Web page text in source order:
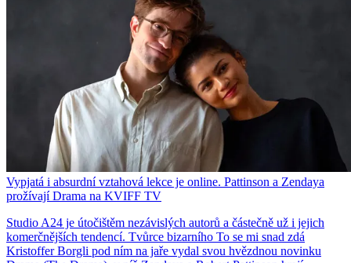
Vypjatá i absurdní vztahová lekce je online. Pattinson a Zendaya
prožívají Drama na KVIFF TV
Studio A24 je útočištěm nezávislých autorů a částečně už i jejich
komerčnějších tendencí. Tvůrce bizarního To se mi snad zdá
Kristoffer Borgli pod ním na jaře vydal svou hvězdnou novinku